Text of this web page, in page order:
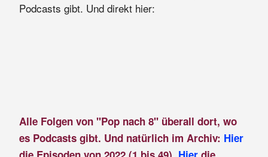
Podcasts gibt. Und direkt hier:
Alle Folgen von "Pop nach 8" überall dort, wo
es Podcasts gibt. Und natürlich im Archiv: Hier